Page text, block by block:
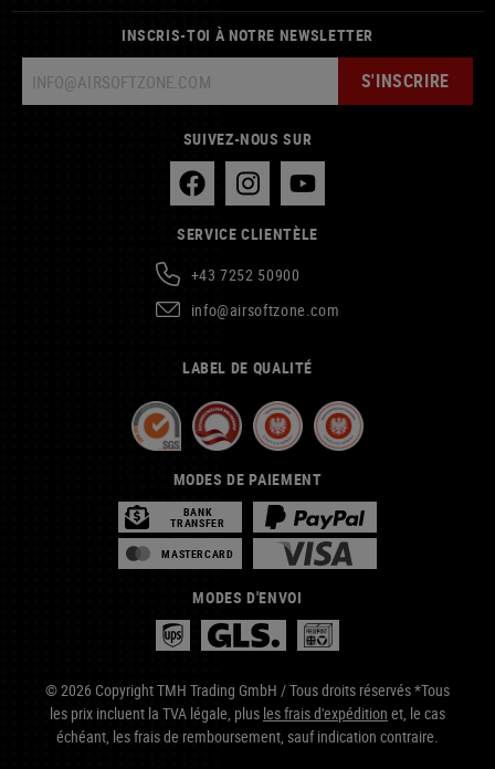
INSCRIS-TOI À NOTRE NEWSLETTER
S'INSCRIRE
SUIVEZ-NOUS SUR
SERVICE CLIENTÈLE
+43 7252 50900
info@airsoftzone.com
LABEL DE QUALITÉ
MODES DE PAIEMENT
BANK
TRANSFER
MASTERCARD
MODES D'ENVOI
© 2026 Copyright TMH Trading GmbH / Tous droits réservés *Tous
les prix incluent la TVA légale, plus les frais d'expédition et, le cas
échéant, les frais de remboursement, sauf indication contraire.